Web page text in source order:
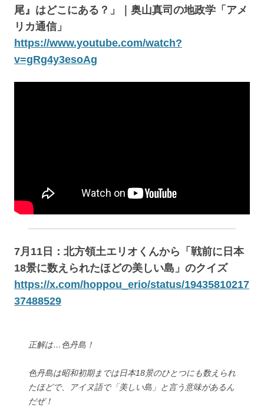
尾』はどこにある？」｜奥山真司の地政学「アメ
リカ通信」
https://www.youtube.com/watch?
v=gRg4y3esoAg
7月11日：北方領土エリオくんから「戦前に日本
18景に数えられたほどの美しい島」のクイズ
https://x.com/hoppou_erio/status/19435810217
37488529
正解は…色丹島！
色丹島は昭和初期までは日本18景のひとつにも数えられ
たほどで、アイヌ語で「美しい島」と言う意味があるん
だぜ！